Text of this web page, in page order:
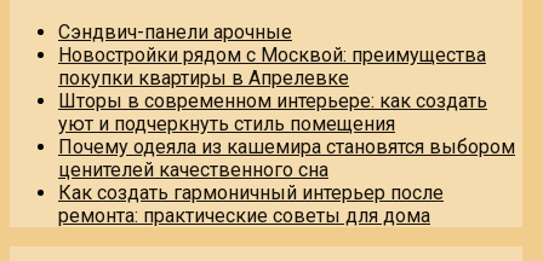
Сэндвич-панели арочные
Новостройки рядом с Москвой: преимущества
покупки квартиры в Апрелевке
Шторы в современном интерьере: как создать
уют и подчеркнуть стиль помещения
Почему одеяла из кашемира становятся выбором
ценителей качественного сна
Как создать гармоничный интерьер после
ремонта: практические советы для дома